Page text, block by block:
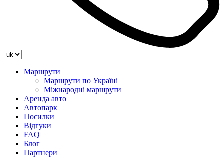
Маршрути
Маршрути по Україні
Міжнародні маршрути
Аренда авто
Автопарк
Посилки
Відгуки
FAQ
Блог
Партнери